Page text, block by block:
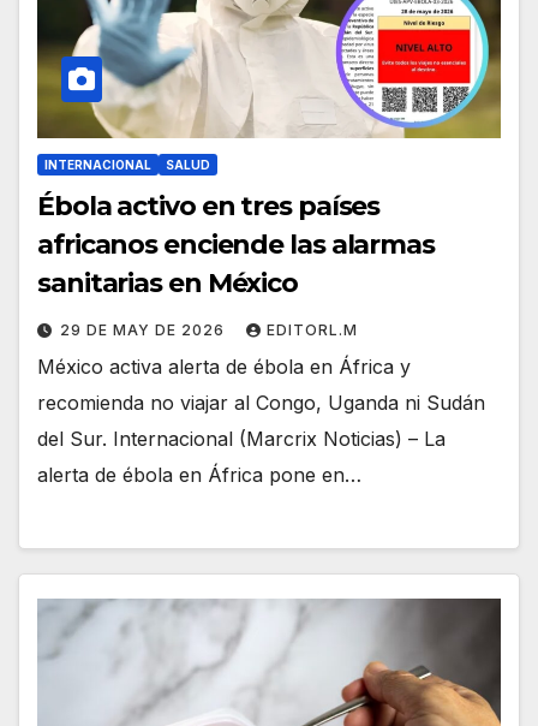
INTERNACIONAL SALUD
Ébola activo en tres países
africanos enciende las alarmas
sanitarias en México
29 DE MAY DE 2026 EDITORL.M
México activa alerta de ébola en África y
recomienda no viajar al Congo, Uganda ni Sudán
del Sur. Internacional (Marcrix Noticias) – La
alerta de ébola en África pone en…